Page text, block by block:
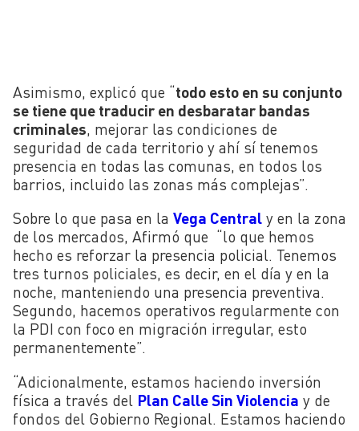
Asimismo, explicó que “todo esto en su conjunto
se tiene que traducir en desbaratar bandas
criminales, mejorar las condiciones de
seguridad de cada territorio y ahí sí tenemos
presencia en todas las comunas, en todos los
barrios, incluido las zonas más complejas”.
Sobre lo que pasa en la Vega Central y en la zona
de los mercados, Afirmó que “lo que hemos
hecho es reforzar la presencia policial. Tenemos
tres turnos policiales, es decir, en el día y en la
noche, manteniendo una presencia preventiva.
Segundo, hacemos operativos regularmente con
la PDI con foco en migración irregular, esto
permanentemente”.
“Adicionalmente, estamos haciendo inversión
física a través del Plan Calle Sin Violencia y de
fondos del Gobierno Regional. Estamos haciendo